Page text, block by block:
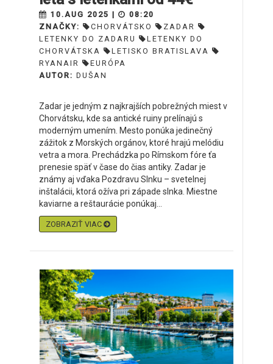
10.AUG 2025 |
08:20
ZNAČKY:
CHORVÁTSKO
ZADAR
LETENKY DO ZADARU
LETENKY DO
CHORVÁTSKA
LETISKO BRATISLAVA
RYANAIR
EURÓPA
AUTOR: DUŠAN
Zadar je jedným z najkrajších pobrežných miest v
Chorvátsku, kde sa antické ruiny prelínajú s
moderným umením. Mesto ponúka jedinečný
zážitok z Morských orgánov, ktoré hrajú melódiu
vetra a mora. Prechádzka po Rímskom fóre ťa
prenesie späť v čase do čias antiky. Zadar je
známy aj vďaka Pozdravu Slnku – svetelnej
inštalácii, ktorá ožíva pri západe slnka. Miestne
kaviarne a reštaurácie ponúkaj...
ZOBRAZIŤ VIAC